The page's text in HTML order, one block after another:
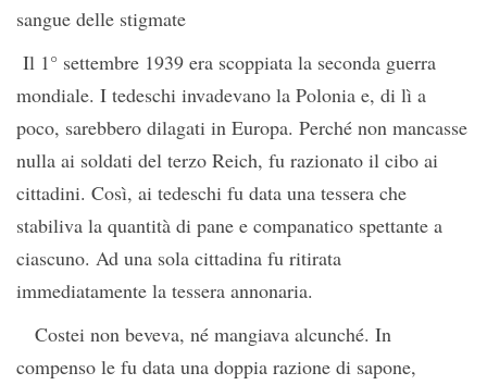
sangue delle stigmate
Il 1° settembre 1939 era scoppiata la seconda guerra
mondiale. I tedeschi invadevano la Polonia e, di lì a
poco, sarebbero dilagati in Europa. Perché non mancasse
nulla ai soldati del terzo Reich, fu razionato il cibo ai
cittadini. Così, ai tedeschi fu data una tessera che
stabiliva la quantità di pane e companatico spettante a
ciascuno. Ad una sola cittadina fu ritirata
immediatamente la tessera annonaria.
Costei non beveva, né mangiava alcunché. In
compenso le fu data una doppia razione di sapone,